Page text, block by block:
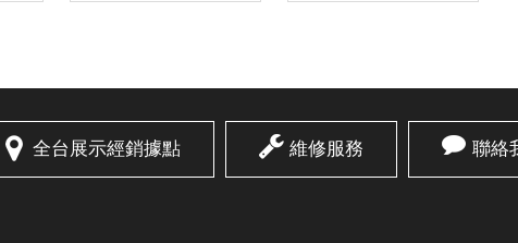
全台展示經銷據點 維修服務 聯絡